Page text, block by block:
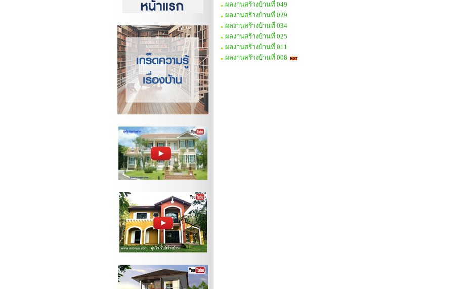
ผลงานสร้างบ้านที่ 049
ผลงานสร้างบ้านที่ 029
ผลงานสร้างบ้านที่ 034
ผลงานสร้างบ้านที่ 025
ผลงานสร้างบ้านที่ 011
ผลงานสร้างบ้านที่ 008